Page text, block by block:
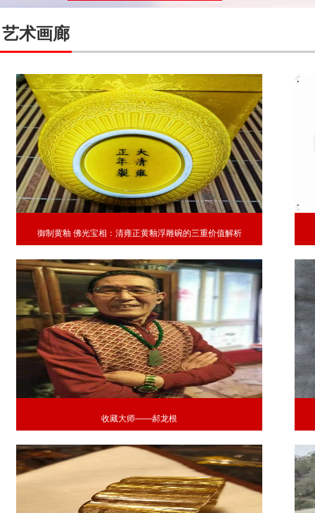
艺术画廊
御制黄釉 佛光宝相：清雍正黄釉浮雕碗的三重价值解析
收藏大师——郝龙根